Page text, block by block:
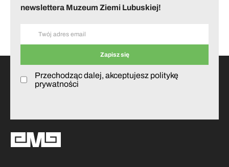
newslettera Muzeum Ziemi Lubuskiej!
Przechodząc dalej, akceptujesz politykę
prywatności